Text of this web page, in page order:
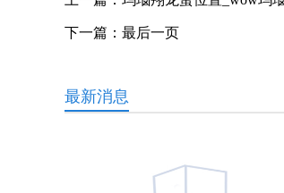
下一篇： 最后一页
最新消息